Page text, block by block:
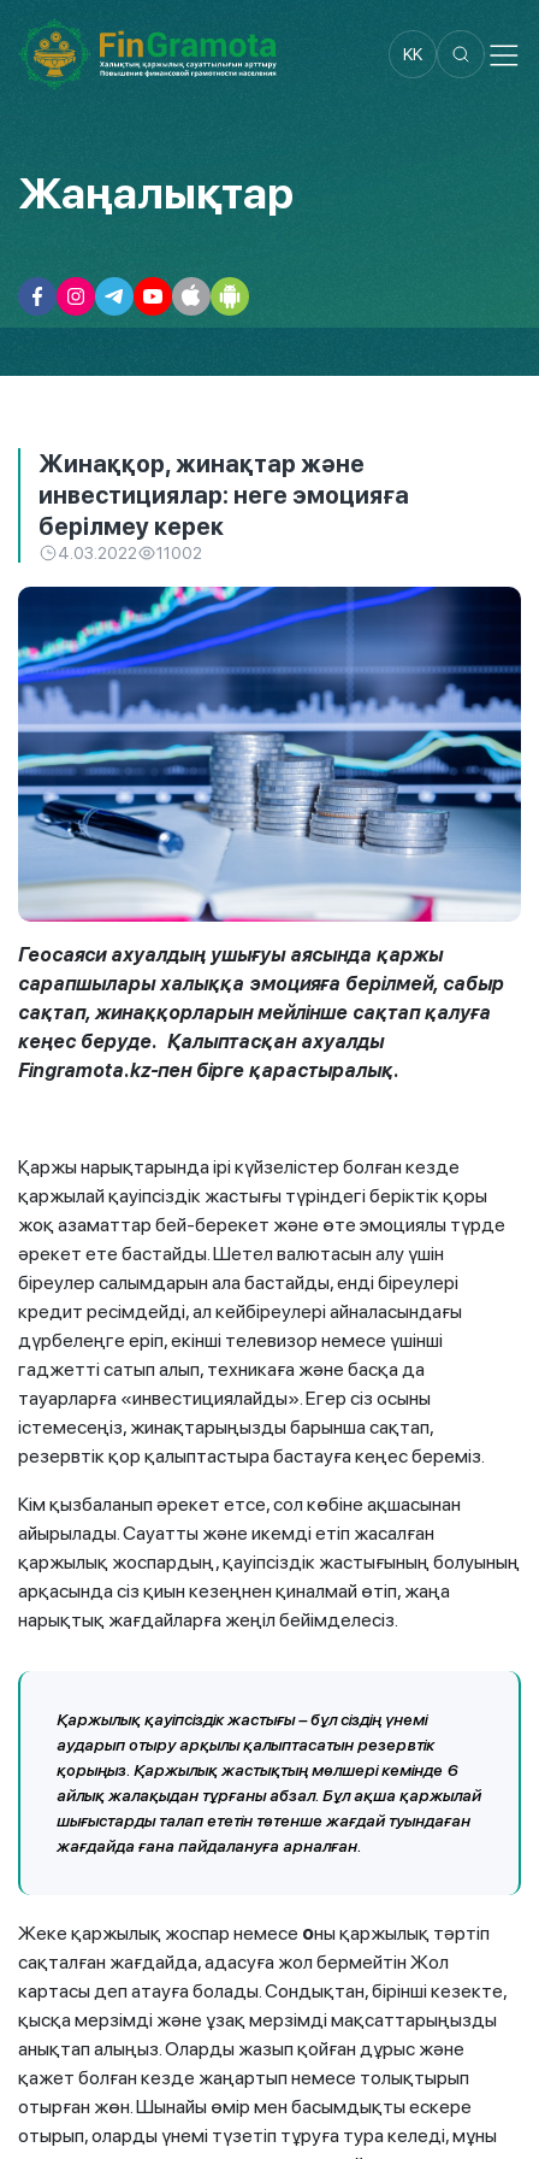
KK
Жаңалықтар
Жинаққор, жинақтар және
инвестициялар: неге эмоцияға
берілмеу керек
4.03.2022 11002
Геосаяси ахуалдың ушығуы аясында қаржы
сарапшылары халыққа эмоцияға берілмей, сабыр
сақтап, жинаққорларын мейлінше сақтап қалуға
кеңес беруде. Қалыптасқан ахуалды
Fingramota.kz-пен бірге қарастыралық.
Қаржы нарықтарында ірі күйзелістер болған кезде
қаржылай қауіпсіздік жастығы түріндегі беріктік қоры
жоқ азаматтар бей-берекет және өте эмоциялы түрде
әрекет ете бастайды. Шетел валютасын алу үшін
біреулер салымдарын ала бастайды, енді біреулері
кредит ресімдейді, ал кейбіреулері айналасындағы
дүрбелеңге еріп, екінші телевизор немесе үшінші
гаджетті сатып алып, техникаға және басқа да
тауарларға «инвестициялайды». Егер сіз осыны
істемесеңіз, жинақтарыңызды барынша сақтап,
резервтік қор қалыптастыра бастауға кеңес береміз.
Кім қызбаланып әрекет етсе, сол көбіне ақшасынан
айырылады. Сауатты және икемді етіп жасалған
қаржылық жоспардың, қауіпсіздік жастығының болуының
арқасында сіз қиын кезеңнен қиналмай өтіп, жаңа
нарықтық жағдайларға жеңіл бейімделесіз.
Қаржылық қауіпсіздік жастығы – бұл сіздің үнемі
аударып отыру арқылы қалыптасатын резервтік
қорыңыз. Қаржылық жастықтың мөлшері кемінде 6
айлық жалақыдан тұрғаны абзал. Бұл ақша қаржылай
шығыстарды талап ететін төтенше жағдай туындаған
жағдайда ғана пайдалануға арналған.
Жеке қаржылық жоспар немесе оны қаржылық тәртіп
сақталған жағдайда, адасуға жол бермейтін Жол
картасы деп атауға болады. Сондықтан, бірінші кезекте,
қысқа мерзімді және ұзақ мерзімді мақсаттарыңызды
анықтап алыңыз. Оларды жазып қойған дұрыс және
қажет болған кезде жаңартып немесе толықтырып
отырған жөн. Шынайы өмір мен басымдықты ескере
отырып, оларды үнемі түзетіп тұруға тура келеді, мұны